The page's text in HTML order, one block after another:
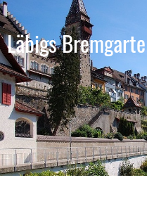
Läbigs Bremgarte